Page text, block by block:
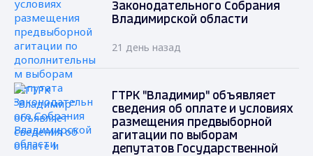
Законодательного Собрания
Владимирской области
21 день назад
ГТРК "Владимир" объявляет
сведения об оплате и условиях
размещения предвыборной
агитации по выборам
депутатов Государственной